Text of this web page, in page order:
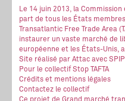
Le 14 juin 2013, la
part de tous les États
Transatlantic Free Trade Area
instaurer un vaste marché de
européenne et les États-Unis,
Site réalisé par Attac avec SPIP
Pour le collectif Stop TAFTA
Crédits et mentions légales
Contactez le collectif